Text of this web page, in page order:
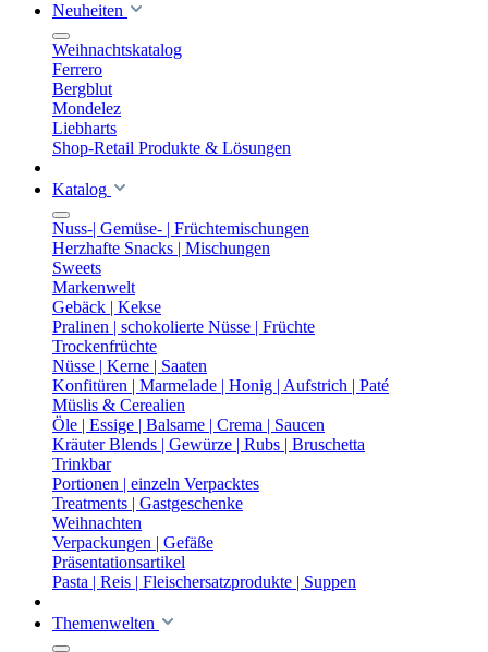
Neuheiten
Weihnachtskatalog
Ferrero
Bergblut
Mondelez
Liebharts
Shop-Retail Produkte & Lösungen
Katalog
Nuss-| Gemüse- | Früchtemischungen
Herzhafte Snacks | Mischungen
Sweets
Markenwelt
Gebäck | Kekse
Pralinen | schokolierte Nüsse | Früchte
Trockenfrüchte
Nüsse | Kerne | Saaten
Konfitüren | Marmelade | Honig | Aufstrich | Paté
Müslis & Cerealien
Öle | Essige | Balsame | Crema | Saucen
Kräuter Blends | Gewürze | Rubs | Bruschetta
Trinkbar
Portionen | einzeln Verpacktes
Treatments | Gastgeschenke
Weihnachten
Verpackungen | Gefäße
Präsentationsartikel
Pasta | Reis | Fleischersatzprodukte | Suppen
Themenwelten